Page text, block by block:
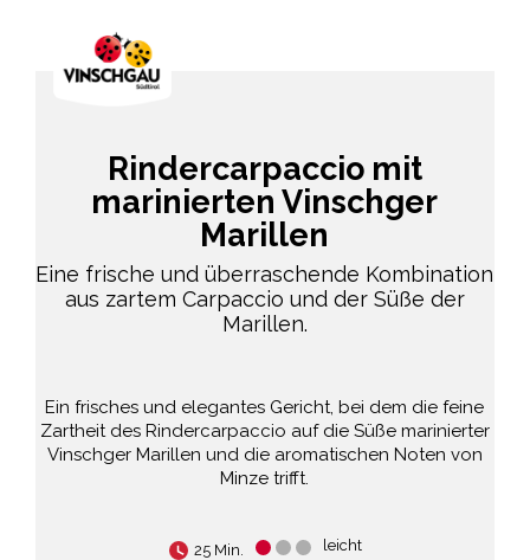
Rindercarpaccio mit
marinierten Vinschger
Marillen
Eine frische und überraschende Kombination
aus zartem Carpaccio und der Süße der
Marillen.
Ein frisches und elegantes Gericht, bei dem die feine
Zartheit des Rindercarpaccio auf die Süße marinierter
Vinschger Marillen und die aromatischen Noten von
Minze trifft.
25 Min. leicht